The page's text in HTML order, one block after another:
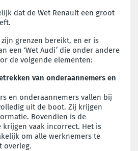
dat de Wet Renault een groot
zijn grenzen bereikt, en er is
een ‘Wet Audi’ die onder andere
de volgende elementen:
van onderaannemers en
en onderaannemers vallen bij
uit de boot. Zij krijgen
Bovendien is de
krijgen vaak incorrect. Het is
om alle werknemers te
overleg.